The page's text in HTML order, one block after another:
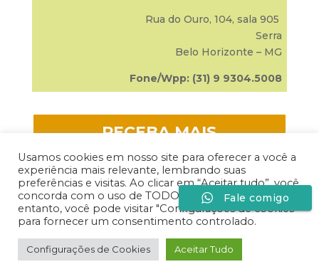
Rua do Ouro, 104, sala 905
Serra
Belo Horizonte – MG
Fone/Wpp: (31) 9 9304.5008
RECEBA MAIS
INFORMAÇÕES SOBRE
NOSSOS EVENTOS
Desenvolvido porEspeciaria Comunicação Sob
Medida
Usamos cookies em nosso site para oferecer a você a
experiência mais relevante, lembrando suas
preferências e visitas. Ao clicar em “Aceitar tudo”, você
concorda com o uso de TODOS os cookies. No
entanto, você pode visitar "Configurações de cookies"
para fornecer um consentimento controlado.
Configurações de Cookies Aceitar Tudo
Fale comigo